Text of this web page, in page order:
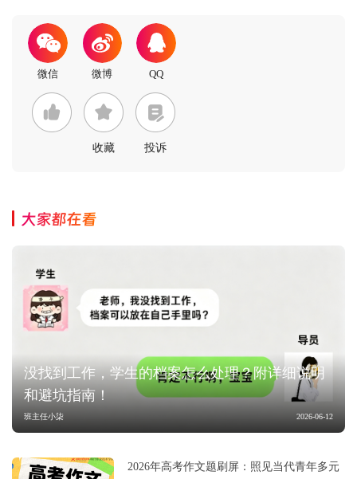
收藏 投诉
大家都在看
没找到工作，学生的档案怎么处理？附详细说明
和避坑指南！
班主任小柒 2026-06-12
2026年高考作文题刷屏：照见当代青年多元